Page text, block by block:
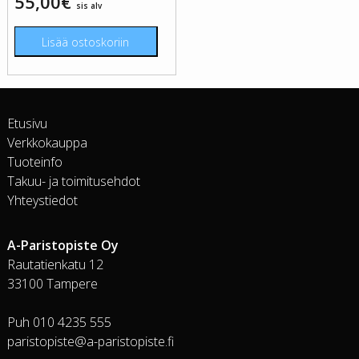
sis alv
Lisää ostoskoriin
Etusivu
Verkkokauppa
Tuoteinfo
Takuu- ja toimitusehdot
Yhteystiedot
A-Paristopiste Oy
Rautatienkatu 12
33100 Tampere
Puh 010 4235 555
paristopiste@a-paristopiste.fi